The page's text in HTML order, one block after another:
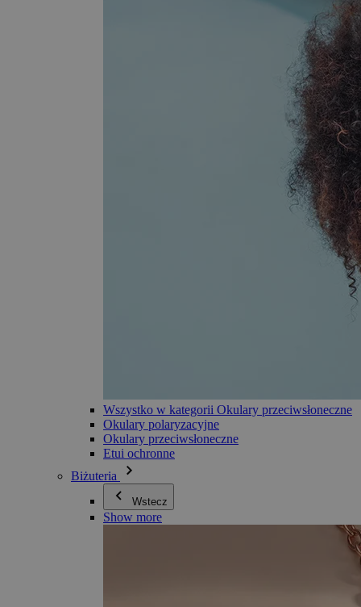
Wszystko w kategorii Okulary przeciwsłoneczne
Okulary polaryzacyjne
Okulary przeciwsłoneczne
Etui ochronne
Biżuteria
Wstecz
Show more